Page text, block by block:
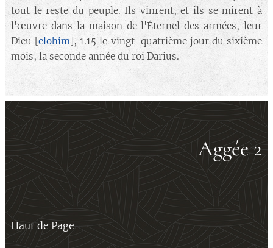
tout le reste du peuple. Ils vinrent, et ils se mirent à
l'œuvre dans la maison de l'Éternel des armées, leur
Dieu [elohim], 1.15 le vingt-quatrième jour du sixième
mois, la seconde année du roi Darius.
Aggée 2
Haut de Page